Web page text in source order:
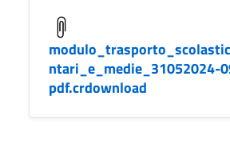
ntari_e_medie_31052024-
pdf.crdownload